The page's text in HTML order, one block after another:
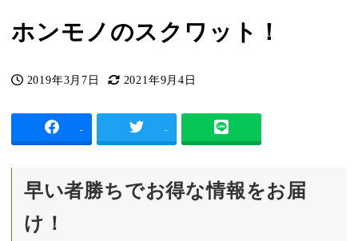
ホンモノのスクワット！
投稿日
2019年3月7日
更新日
2021年9月4日
- -
早い者勝ちでお得な情報をお届
け！